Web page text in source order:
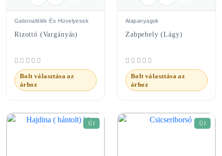
Gabonafélék És Hüvelyesek
Rizottó (vargányás)
Bolt választása az
árhoz
Alapanyagok
Zabpehely (lágy)
Bolt választása az
árhoz
ÚJ ÚJ